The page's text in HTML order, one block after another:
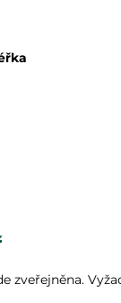
zveřejněna.